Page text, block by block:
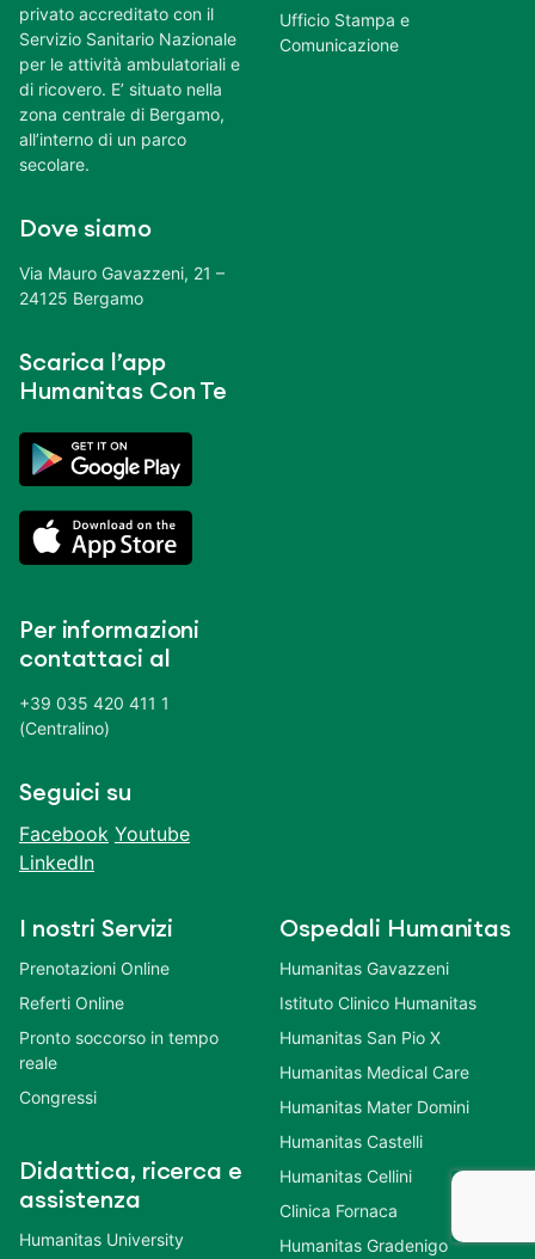
privato accreditato con il
Servizio Sanitario Nazionale
per le attività ambulatoriali e
di ricovero. E’ situato nella
zona centrale di Bergamo,
all’interno di un parco
secolare.
Dove siamo
Via Mauro Gavazzeni, 21 –
24125 Bergamo
Scarica l’app
Humanitas Con Te
Per informazioni
contattaci al
+39 035 420 411 1
(Centralino)
Seguici su
Facebook Youtube
LinkedIn
Ufficio Stampa e
Comunicazione
I nostri Servizi
Prenotazioni Online
Referti Online
Pronto soccorso in tempo
reale
Congressi
Didattica, ricerca e
assistenza
Humanitas University
Ospedali Humanitas
Humanitas Gavazzeni
Istituto Clinico Humanitas
Humanitas San Pio X
Humanitas Medical Care
Humanitas Mater Domini
Humanitas Castelli
Humanitas Cellini
Clinica Fornaca
Humanitas Gradenigo